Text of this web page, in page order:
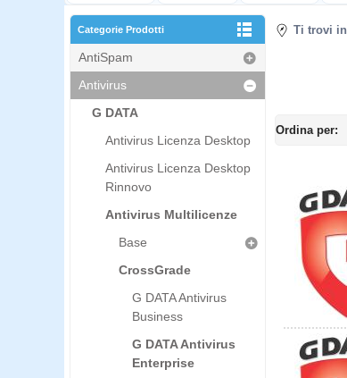
Categorie Prodotti
AntiSpam
Antivirus
G DATA
Antivirus Licenza Desktop
Antivirus Licenza Desktop
Rinnovo
Antivirus Multilicenze
Base
CrossGrade
G DATA Antivirus
Business
G DATA Antivirus
Enterprise
Ti trovi in
Ordina per: